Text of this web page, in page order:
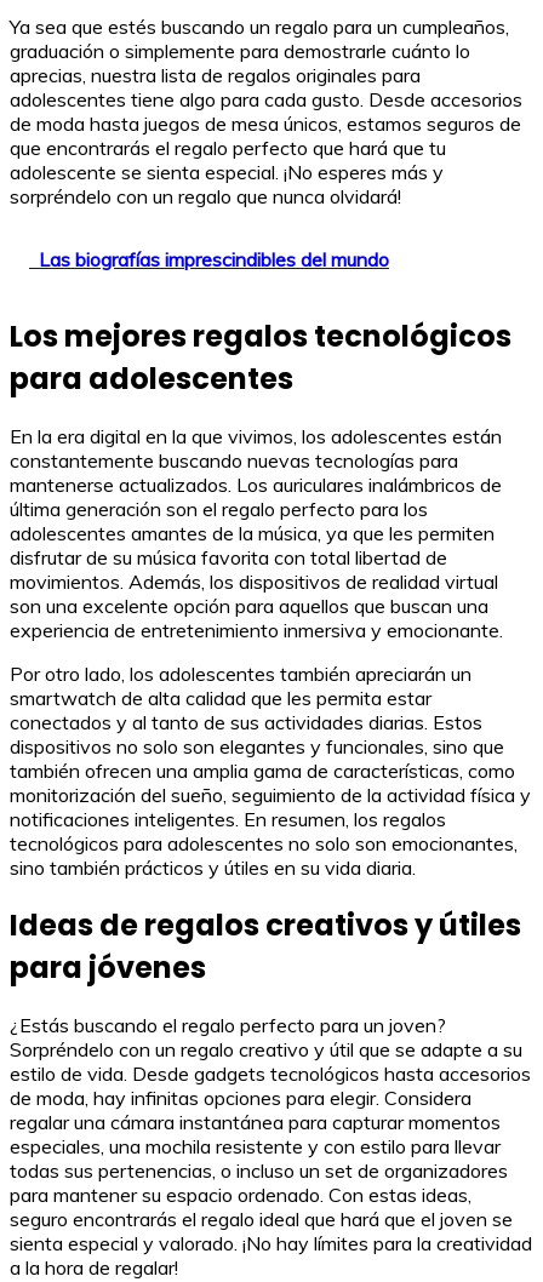
Ya sea que estés buscando un regalo para un cumpleaños,
graduación o simplemente para demostrarle cuánto lo
aprecias, nuestra lista de regalos originales para
adolescentes tiene algo para cada gusto. Desde accesorios
de moda hasta juegos de mesa únicos, estamos seguros de
que encontrarás el regalo perfecto que hará que tu
adolescente se sienta especial. ¡No esperes más y
sorpréndelo con un regalo que nunca olvidará!
Las biografías imprescindibles del mundo
Los mejores regalos tecnológicos
para adolescentes
En la era digital en la que vivimos, los adolescentes están
constantemente buscando nuevas tecnologías para
mantenerse actualizados. Los auriculares inalámbricos de
última generación son el regalo perfecto para los
adolescentes amantes de la música, ya que les permiten
disfrutar de su música favorita con total libertad de
movimientos. Además, los dispositivos de realidad virtual
son una excelente opción para aquellos que buscan una
experiencia de entretenimiento inmersiva y emocionante.
Por otro lado, los adolescentes también apreciarán un
smartwatch de alta calidad que les permita estar
conectados y al tanto de sus actividades diarias. Estos
dispositivos no solo son elegantes y funcionales, sino que
también ofrecen una amplia gama de características, como
monitorización del sueño, seguimiento de la actividad física y
notificaciones inteligentes. En resumen, los regalos
tecnológicos para adolescentes no solo son emocionantes,
sino también prácticos y útiles en su vida diaria.
Ideas de regalos creativos y útiles
para jóvenes
¿Estás buscando el regalo perfecto para un joven?
Sorpréndelo con un regalo creativo y útil que se adapte a su
estilo de vida. Desde gadgets tecnológicos hasta accesorios
de moda, hay infinitas opciones para elegir. Considera
regalar una cámara instantánea para capturar momentos
especiales, una mochila resistente y con estilo para llevar
todas sus pertenencias, o incluso un set de organizadores
para mantener su espacio ordenado. Con estas ideas,
seguro encontrarás el regalo ideal que hará que el joven se
sienta especial y valorado. ¡No hay límites para la creatividad
a la hora de regalar!